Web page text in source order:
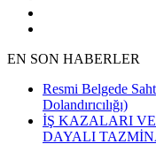
EN SON HABERLER
Resmi Belgede
Dolandırıcılığı)
İŞ KAZALARI
DAYALI